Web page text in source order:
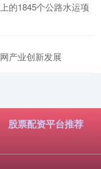
的1845个公路水运项
产业创新发展
股票配资平台推荐